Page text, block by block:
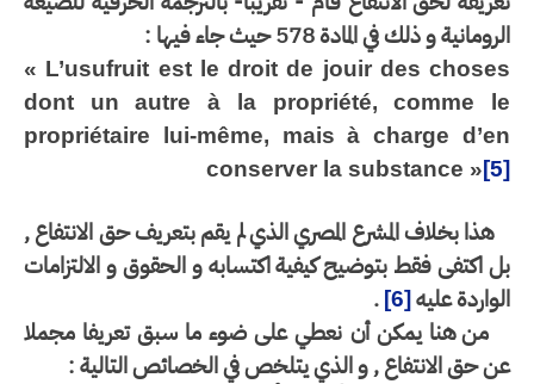
و ذلك في المادة 578 حيث جاء فيها :
« L’usufruit est le droit de jouir des
dont un autre à la propriété, comme
propriétaire lui-même, mais à charge
conserver la substance »
هذا بخلاف المشرع المصري الذي لم يقم بتعريف حق الانتفاع ,
اكتفى فقط بتوضيح كيفية اكتسابه و الحقوق و الالتزامات
عليه[6]
.
من هنا يمكن أن نعطي على ضوء ما سبق تعريفا مجملا
حق الانتفاع , و الذي يتلخص في الخصائص التالية :